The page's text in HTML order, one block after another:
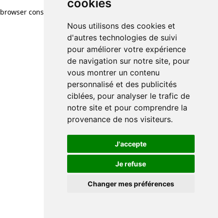
cookies
Nous utilisons des cookies et
d'autres technologies de suivi
pour améliorer votre expérience
de navigation sur notre site, pour
vous montrer un contenu
personnalisé et des publicités
ciblées, pour analyser le trafic de
notre site et pour comprendre la
provenance de nos visiteurs.
J'accepte
Je refuse
Changer mes préférences
browser console for more information)